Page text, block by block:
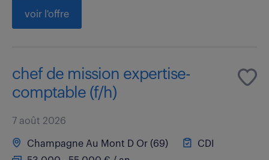
voir l'offre
chef de mission expertise-
comptable (f/h)
7 août 2026
Champagne Au Mont D Or (69)
CDI